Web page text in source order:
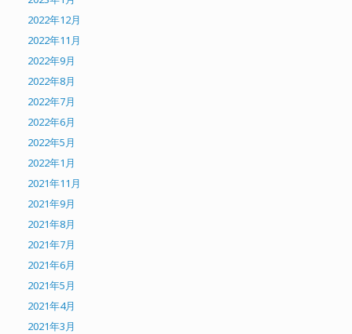
2022年12月
2022年11月
2022年9月
2022年8月
2022年7月
2022年6月
2022年5月
2022年1月
2021年11月
2021年9月
2021年8月
2021年7月
2021年6月
2021年5月
2021年4月
2021年3月